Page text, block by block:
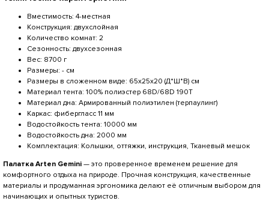
Вместимость: 4-местная
Конструкция: двухслойная
Количество комнат: 2
Сезонность: двухсезонная
Вес: 8700 г
Размеры: - см
Размеры в сложенном виде: 65x25x20 (Д*Ш*В) см
Материал тента: 100% полиэстер 68D/68D 190T
Материал дна: Армированный полиэтилен (терпаулинг)
Каркас: фибергласс 11 мм
Водостойкость тента: 10000 мм
Водостойкость дна: 2000 мм
Комплектация: Колышки, оттяжки, инструкция, Тканевый мешок
Палатка Arten Gemini — это проверенное временем решение для
комфортного отдыха на природе. Прочная конструкция, качественные
материалы и продуманная эргономика делают её отличным выбором для
начинающих и опытных туристов.